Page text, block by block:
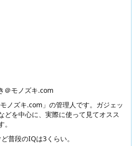
＠モノズキ.com
ノズキ.com」の管理人です。ガジェッ
どを中心に、実際に使って見てオスス
普段のIQは3くらい。